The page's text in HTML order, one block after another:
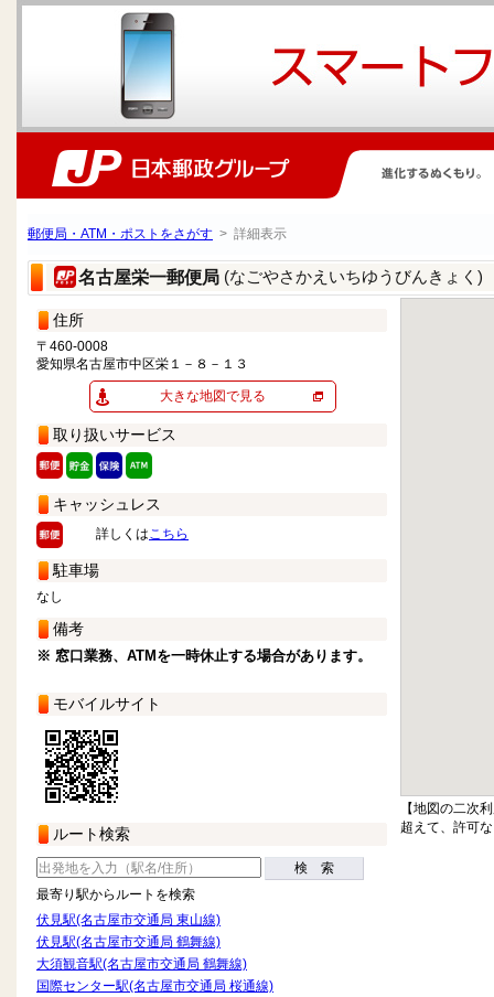
郵便局・ATM・ポストをさがす > 詳細表示
名古屋栄一郵便局 (なごやさかえいちゆうびんきょく)
住所
〒460-0008
愛知県名古屋市中区栄１－８－１３
大きな地図で見る
取り扱いサービス
キャッシュレス
詳しくはこちら
駐車場
なし
備考
※ 窓口業務、ATMを一時休止する場合があります。
モバイルサイト
ルート検索
検 索
最寄り駅からルートを検索
伏見駅(名古屋市交通局 東山線)
伏見駅(名古屋市交通局 鶴舞線)
大須観音駅(名古屋市交通局 鶴舞線)
国際センター駅(名古屋市交通局 桜通線)
【地図の二次
超えて、許可